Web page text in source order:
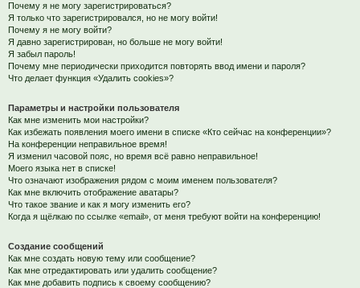
Почему я не могу зарегистрироваться?
Я только что зарегистрировался, но не могу войти!
Почему я не могу войти?
Я давно зарегистрирован, но больше не могу войти!
Я забыл пароль!
Почему мне периодически приходится повторять ввод имени и пароля?
Что делает функция «Удалить cookies»?
Параметры и настройки пользователя
Как мне изменить мои настройки?
Как избежать появления моего имени в списке «Кто сейчас на конференции»?
На конференции неправильное время!
Я изменил часовой пояс, но время всё равно неправильное!
Моего языка нет в списке!
Что означают изображения рядом с моим именем пользователя?
Как мне включить отображение аватары?
Что такое звание и как я могу изменить его?
Когда я щёлкаю по ссылке «email», от меня требуют войти на конференцию!
Создание сообщений
Как мне создать новую тему или сообщение?
Как мне отредактировать или удалить сообщение?
Как мне добавить подпись к своему сообщению?